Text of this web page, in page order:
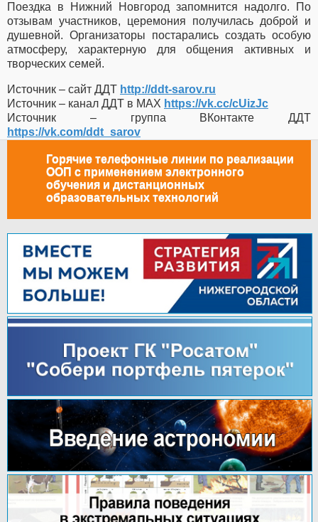
Поездка в Нижний Новгород запомнится надолго. По
отзывам участников, церемония получилась доброй и
душевной. Организаторы постарались создать особую
атмосферу, характерную для общения активных и
творческих семей.
Источник – сайт ДДТ http://ddt-sarov.ru
Источник – канал ДДТ в МАХ https://vk.cc/cUizJc
Источник – группа ВКонтакте ДДТ
https://vk.com/ddt_sarov
Горячие телефонные линии по реализации
ООП с применением электронного
обучения и дистанционных
образовательных технологий